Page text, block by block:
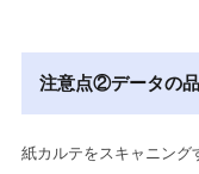
注意点②データの
紙カルテをスキャニング